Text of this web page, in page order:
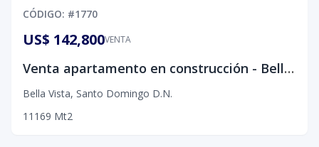
CÓDIGO: #1770
VENTA
US$ 142,800
Venta apartamento en construcción - Bella Vista, D.N.
Bella Vista, Santo Domingo D.N.
1 1 169 Mt2